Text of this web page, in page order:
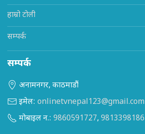
हाम्रो टोली
सम्पर्क
सम्पर्क
अनामनगर, काठमाडौं
इमेल: onlinetvnepal123@gmail.com
मोबाइल न.: 9860591727, 9813398186